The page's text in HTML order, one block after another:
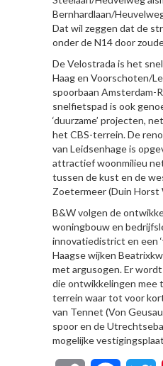
Bernhardlaan/
Dat wil zeggen dat de
onder de N14 door
De Velostrada is het
Haag en Voorschoten/
spoorbaan Amsterdam-
snelfietspad is ook
‘duurzame’ projecten,
het CBS-terrein. De
van Leidsenhage is
attractief woonmilieu
tussen de kust en de
Zoetermeer (Duin Horst
B&W volgen de
woningbouw en
innovatiedistrict en een
Haagse wijken
met argusogen. Er
die ontwikkelingen
terrein waar tot voor
van Tennet (Von
spoor en de
mogelijke